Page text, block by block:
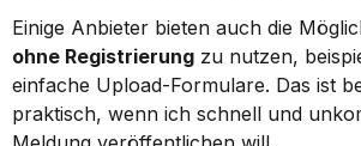
ohne Registrierung zu nutzen,
einfache Upload-Formulare. Das ist
praktisch, wenn ich schnell und